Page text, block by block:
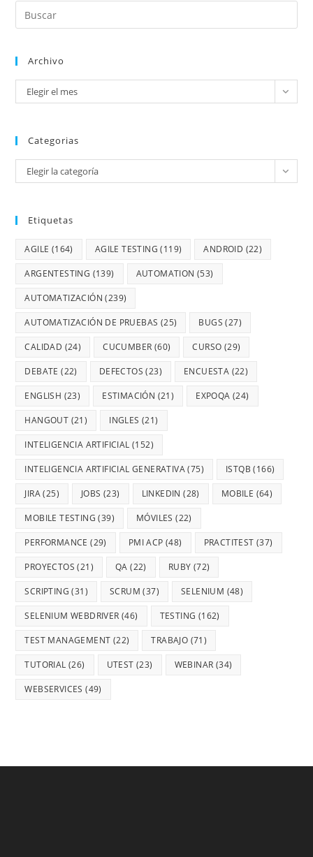
Archivo
Elegir el mes
Categorias
Elegir la categoría
Etiquetas
AGILE (164) AGILE TESTING (119) ANDROID (22)
ARGENTESTING (139) AUTOMATION (53)
AUTOMATIZACIÓN (239)
AUTOMATIZACIÓN DE PRUEBAS (25) BUGS (27)
CALIDAD (24) CUCUMBER (60) CURSO (29)
DEBATE (22) DEFECTOS (23) ENCUESTA (22)
ENGLISH (23) ESTIMACIÓN (21) EXPOQA (24)
HANGOUT (21) INGLES (21)
INTELIGENCIA ARTIFICIAL (152)
INTELIGENCIA ARTIFICIAL GENERATIVA(75) ISTQB (166)
JIRA(25) JOBS (23) LINKEDIN (28) MOBILE (64)
MOBILE TESTING (39) MÓVILES (22)
PERFORMANCE (29) PMI ACP (48) PRACTITEST (37)
PROYECTOS (21) QA (22) RUBY (72)
SCRIPTING (31) SCRUM (37) SELENIUM (48)
SELENIUM WEBDRIVER (46) TESTING (162)
TEST MANAGEMENT (22) TRABAJO (71)
TUTORIAL (26) UTEST (23) WEBINAR (34)
WEBSERVICES (49)